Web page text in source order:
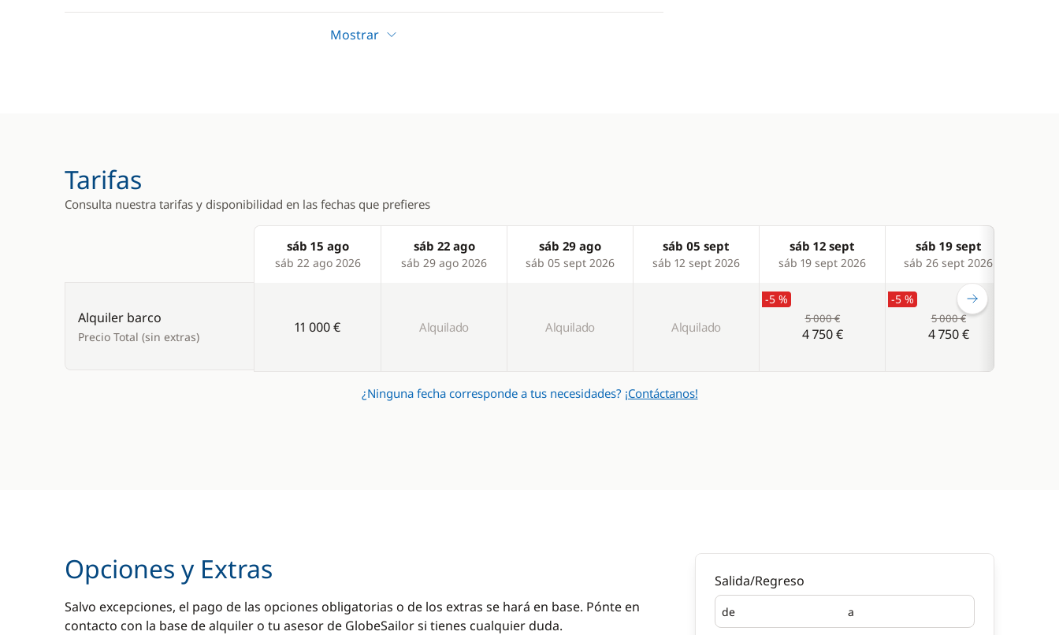
Nevera eléctrica
Mostrar
Tarifas
Consulta nuestra tarifas y disponibilidad en las fechas que prefieres
Products
sáb 15 ago
sáb 22 ago 2026
sáb 22 ago
sáb 29 ago 2026
sáb 29 ago
sáb 05 sept 2026
sáb 05 sept
sáb 12 sept 2026
sáb 12 sept
sáb 19 sept 2026
sáb 19 sept
sáb 26 sept 2026
Alquiler barco
Precio Total (sin extras)
11 000 € Alquilado Alquilado Alquilado
-5 %
5 000 €
4 750 €
-5 %
5 000 €
4 750 €
¿Ninguna fecha corresponde a tus necesidades? ¡Contáctanos!
Opciones y Extras
Salvo excepciones, el pago de las opciones obligatorias o de los extras se hará en base. Pónte en
contacto con la base de alquiler o tu asesor de GlobeSailor si tienes cualquier duda.
Salida/Regreso
de
Salida a
Regreso